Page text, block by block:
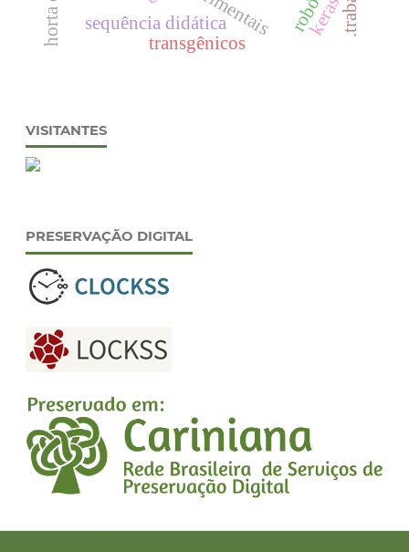
keras
sequência didática
transgênicos
VISITANTES
PRESERVAÇÃO DIGITAL